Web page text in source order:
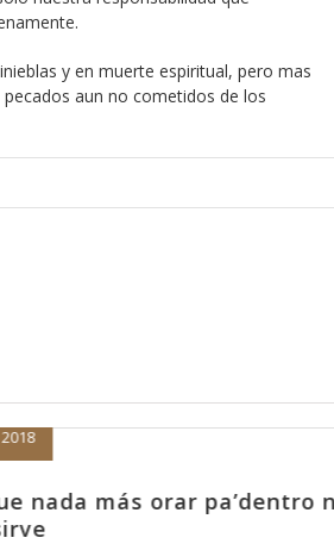
y en muerte espiritual, pero mas
aun no cometidos de los
no es una opción, sino
es inevitable
14, 2018